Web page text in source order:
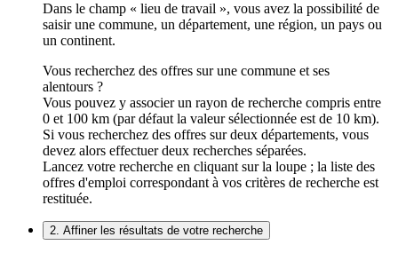
Dans le champ « lieu de travail », vous avez la possibilité de
saisir une commune, un département, une région, un pays ou
un continent.
Vous recherchez des offres sur une commune et ses
alentours ?
Vous pouvez y associer un rayon de recherche compris entre
0 et 100 km (par défaut la valeur sélectionnée est de 10 km).
Si vous recherchez des offres sur deux départements, vous
devez alors effectuer deux recherches séparées.
Lancez votre recherche en cliquant sur la loupe ; la liste des
offres d'emploi correspondant à vos critères de recherche est
restituée.
2. Affiner les résultats de votre recherche